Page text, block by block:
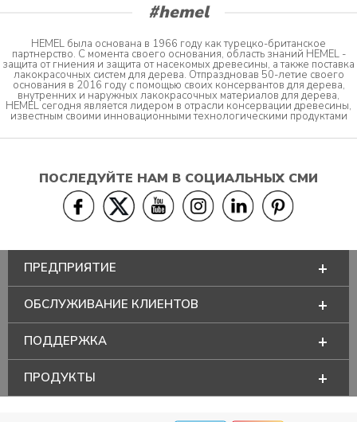
#hemel
HEMEL была основана в 1966 году как турецко-британское
партнерство. С момента своего основания, область знаний HEMEL -
защита от гниения и защита от насекомых древесины, а также поставка
лакокрасочных систем для дерева. Отпраздновав 50-летие своего
основания в 2016 году с помощью своих консервантов для дерева,
внутренних и наружных лакокрасочных материалов для дерева,
HEMEL сегодня является лидером в отрасли консервации древесины,
известным своими инновационными технологическими продуктами
ПОСЛЕДУЙТЕ НАМ В СОЦИАЛЬНЫХ СМИ
ПРЕДПРИЯТИЕ
ОБСЛУЖИВАНИЕ КЛИЕНТОВ
ПОДДЕРЖКА
ПРОДУКТЫ